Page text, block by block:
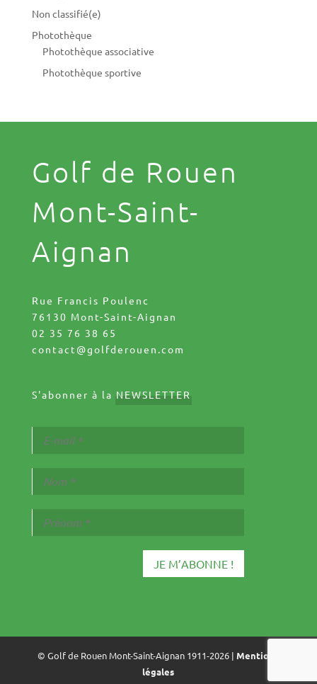
Non classifié(e)
Photothèque
Photothèque associative
Photothèque sportive
Golf de Rouen
Mont-Saint-
Aignan
Rue Francis Poulenc
76130 Mont-Saint-Aignan
02 35 76 38 65
contact@golfderouen.com
S'abonner à la NEWSLETTER
© Golf de Rouen Mont-Saint-Aignan 1911-2026 |Mentions
légales